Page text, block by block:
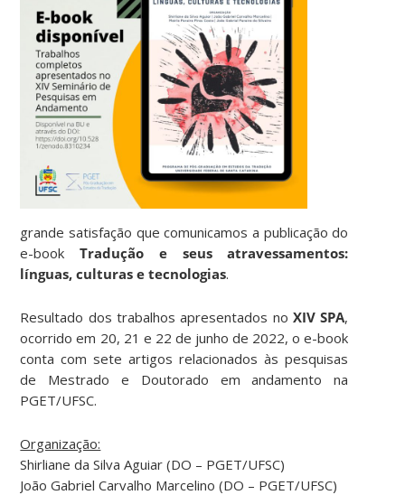
grande satisfação que comunicamos a publicação do
e-bookTradução e seus atravessamentos:
línguas, culturas e tecnologias.
Resultado dos trabalhos apresentados no XIV SPA,
ocorrido em 20, 21 e 22 de junho de 2022, o e-book
conta com sete artigos relacionados às pesquisas
de Mestrado e Doutorado em andamento na
PGET/UFSC.
Organização:
Shirliane da Silva Aguiar (DO – PGET/UFSC)
João Gabriel Carvalho Marcelino (DO – PGET/UFSC)